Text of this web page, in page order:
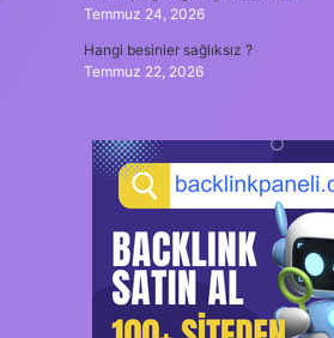
Temmuz 24, 2026
Hangi besinler sağlıksız ?
Temmuz 22, 2026